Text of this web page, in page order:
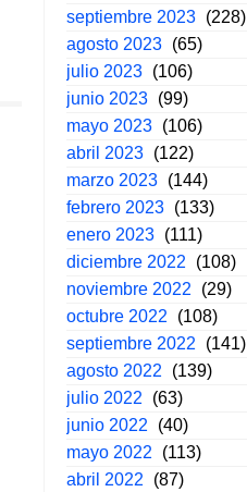
septiembre 2023 (228)
agosto 2023 (65)
julio 2023 (106)
junio 2023 (99)
mayo 2023 (106)
abril 2023 (122)
marzo 2023 (144)
febrero 2023 (133)
enero 2023 (111)
diciembre 2022
(108)
noviembre 2022
(29)
octubre 2022
(108)
septiembre 2022
(141)
agosto 2022
(139)
julio 2022
(63)
junio 2022
(40)
mayo 2022
(113)
abril 2022
(87)